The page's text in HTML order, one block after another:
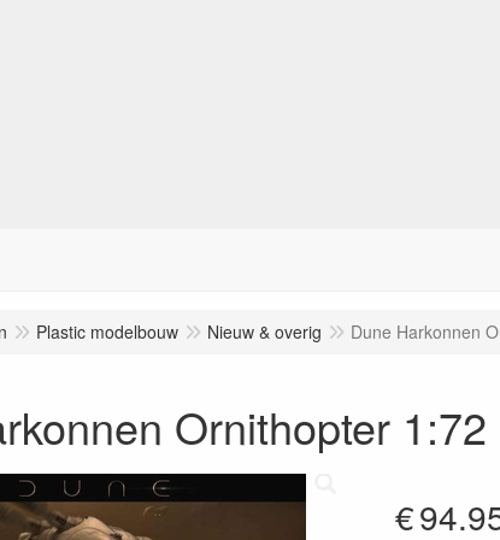
Plastic modelbouw Nieuw & overig Dune Harkonnen
Ornithopter 1:72
€